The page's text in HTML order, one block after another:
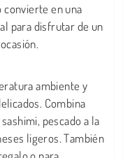
en una
para disfrutar de un
ambiente y
Combina
pescado a la
ligeros. También